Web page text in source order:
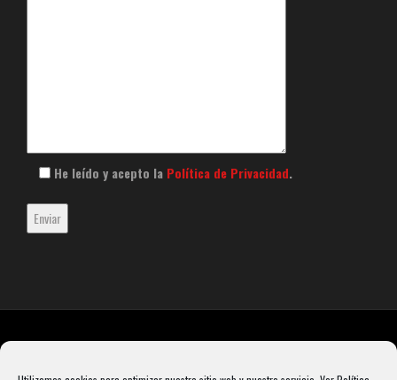
He leído y acepto la Política de Privacidad.